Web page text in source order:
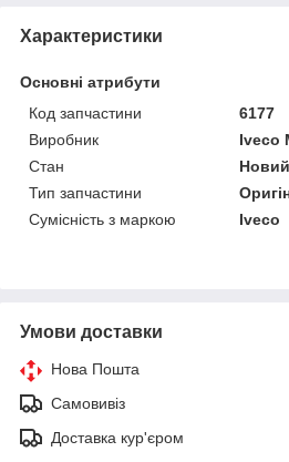
Характеристики
Основні атрибути
Код запчастини
6177
Виробник
Iveco
Стан
Новий
Тип запчастини
Сумісність з маркою
Iveco
Умови доставки
Нова Пошта
Самовивіз
Доставка кур'єром